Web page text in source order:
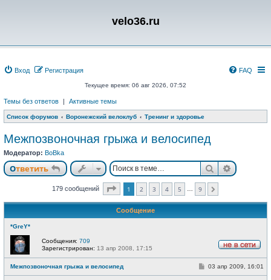
velo36.ru
Вход Регистрация FAQ
Текущее время: 06 авг 2026, 07:52
Темы без ответов | Активные темы
Список форумов Воронежский велоклуб Тренинг и здоровье
Межпозвоночная грыжа и велосипед
Модератор: BoBka
Ответить Поиск
179 сообщений Страница из
1 2 3 4 5 9
Сообщение
*GreY*
е
в
с
Сообщения: 709
Зарегистрирован: 13 апр 2008, 17:15
Межпозвоночная грыжа и велосипед
С03 апр 2009, 16:01